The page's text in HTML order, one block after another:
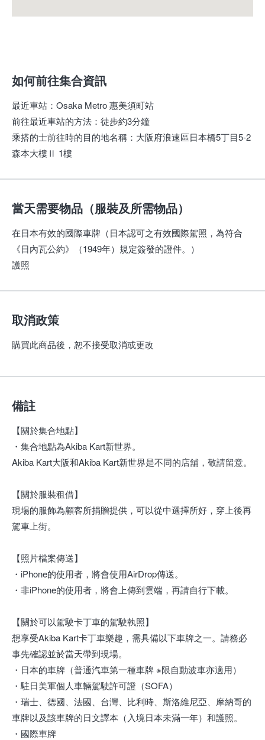
如何前往集合資訊
最近車站 ： Osaka Metro 惠美須町站
前往最近車站的方法 ： 徒步約3分鐘
乘搭的士前往時的目的地名稱 ： 大阪府浪速區日本橋5丁目5-2
森本大樓Ⅱ 1樓
當天需要物品（服裝及所需物品）
在日本有效的國際車牌（日本認可之有效國際駕照，為符合
《日內瓦公約》（1949年）規定簽發的證件。）
護照
取消政策
購買此商品後，恕不接受取消或更改
備註
【關於集合地點】
・集合地點為Akiba Kart新世界。
Akiba Kart大阪和Akiba Kart新世界是不同的店舖，敬請留意。
【關於服裝租借】
現場的服飾為顧客所捐贈提供，可以從中選擇所好，穿上後再
駕車上街。
【照片檔案傳送】
・iPhone的使用者，將會使用AirDrop傳送。
・非iPhone的使用者，將會上傳到雲端，再請自行下載。
【關於可以駕駛卡丁車的駕駛執照】
想享受Akiba Kart卡丁車樂趣，需具備以下車牌之一。請務必
事先確認並於當天帶到現場。
・日本的車牌（普通汽車第一種車牌 ※限自動波車亦適用）
・駐日美軍個人車輛駕駛許可證（SOFA）
・瑞士、德國、法國、台灣、比利時、斯洛維尼亞、摩納哥的
車牌以及該車牌的日文譯本（入境日本未滿一年）和護照。
・國際車牌